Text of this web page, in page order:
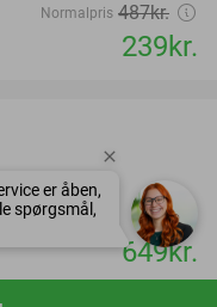
Normalpris 487kr.
239kr.
649kr.
er åben,
spørgsmål,